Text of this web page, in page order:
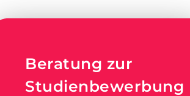
Beratung zur
Studienbewerbung